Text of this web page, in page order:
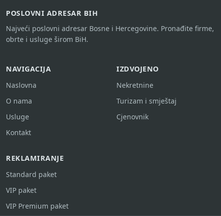
POSLOVNI ADRESAR BIH
Najveći poslovni adresar Bosne i Hercegovine. Pronađite firme,
obrte i usluge širom BiH.
NAVIGACIJA
Naslovna
O nama
Usluge
Kontakt
IZDVOJENO
Nekretnine
Turizam i smještaj
Cjenovnik
REKLAMIRANJE
Standard paket
VIP paket
VIP Premium paket